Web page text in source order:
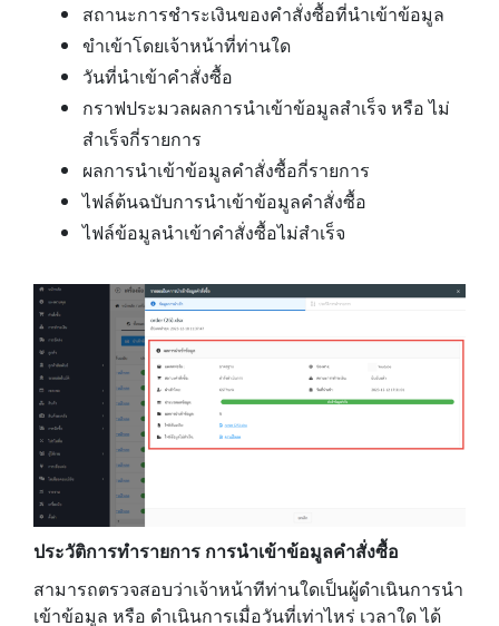
สถานะการชำระเงินของคำสั่งซื้อที่นำเข้าข้อมูล
ขำเข้าโดยเจ้าหน้าที่ท่านใด
วันที่นำเข้าคำสั่งซื้อ
กราฟประมวลผลการนำเข้าข้อมูลสำเร็จ หรือ ไม่
สำเร็จกี่รายการ
ผลการนำเข้าข้อมูลคำสั่งซื้อกี่รายการ
ไฟล์ต้นฉบับการนำเข้าข้อมูลคำสั่งซื้อ
ไฟล์ข้อมูลนำเข้าคำสั่งซื้อไม่สำเร็จ
ประวัติการทำรายการ การนำเข้าข้อมูลคำสั่งซื้อ
สามารถตรวจสอบว่าเจ้าหน้าทีท่านใดเป็นผู้ดำเนินการนำ
เข้าข้อมูล หรือ ดำเนินการเมื่อวันที่เท่าไหร่ เวลาใด ได้